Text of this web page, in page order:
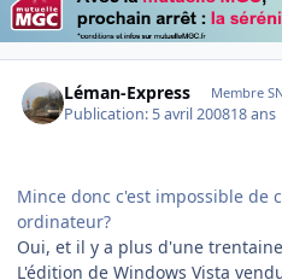
Léman-Express Membre
Publication: 5 avril 200818 ans
Mince donc c'est impossible de
ordinateur?
Oui, et il y a plus d'une
L'édition de Windows Vista